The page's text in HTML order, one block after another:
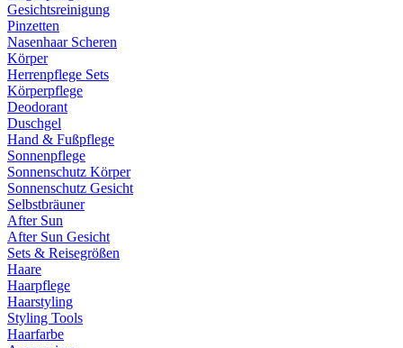
Gesichtsreinigung
Pinzetten
Nasenhaar Scheren
Körper
Herrenpflege Sets
Körperpflege
Deodorant
Duschgel
Hand & Fußpflege
Sonnenpflege
Sonnenschutz Körper
Sonnenschutz Gesicht
Selbstbräuner
After Sun
After Sun Gesicht
Sets & Reisegrößen
Haare
Haarpflege
Haarstyling
Styling Tools
Haarfarbe